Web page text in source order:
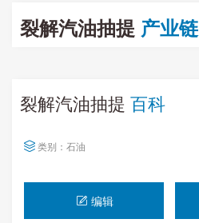
裂解汽油抽提 产业链
裂解汽油抽提 百科
类别： 石油
编辑